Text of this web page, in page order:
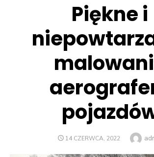
Piękne i
POSTED
14 CZERWCA, 2022